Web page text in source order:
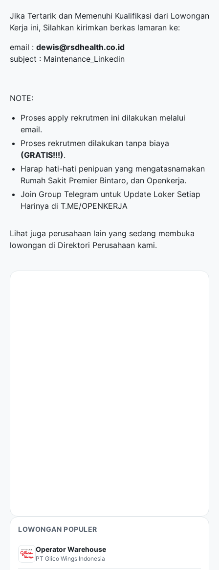
Jika Tertarik dan Memenuhi Kualifikasi dari Lowongan
Kerja ini, Silahkan kirimkan berkas lamaran ke:
email : dewis@rsdhealth.co.id
subject : Maintenance_Linkedin
NOTE:
Proses apply rekrutmen ini dilakukan melalui
email.
Proses rekrutmen dilakukan tanpa biaya
(GRATIS!!!).
Harap hati-hati penipuan yang mengatasnamakan
Rumah Sakit Premier Bintaro, dan Openkerja.
Join Group Telegram untuk Update Loker Setiap
Harinya diT.ME/OPENKERJA
Lihat juga perusahaan lain yang sedang membuka
lowongan di Direktori Perusahaan kami.
LOWONGAN POPULER
Operator Warehouse
PT Glico Wings Indonesia